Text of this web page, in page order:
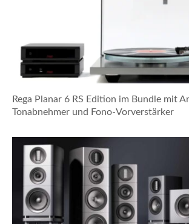
Rega Planar 6 RS Edition im Bundle mit
Tonabnehmer und Fono-Vorverstärker